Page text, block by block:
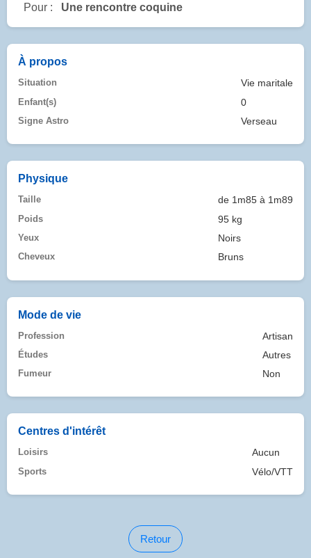
Pour : Une rencontre coquine
À propos
Situation Vie maritale
Enfant(s) 0
Signe Astro Verseau
Physique
Taille de 1m85 à 1m89
Poids 95 kg
Yeux Noirs
Cheveux Bruns
Mode de vie
Profession Artisan
Études Autres
Fumeur Non
Centres d'intérêt
Loisirs Aucun
Sports Vélo/VTT
Retour